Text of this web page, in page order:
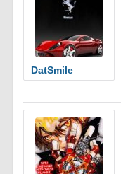
DatSmile